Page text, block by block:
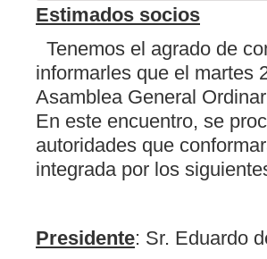
Estimados socios
Tenemos el agrado de
informarles que el martes
Asamblea General
En este encuentro, se
autoridades que
integrada por los
Presidente: Sr. Eduardo